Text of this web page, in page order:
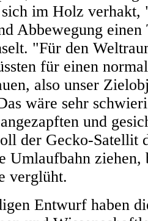
im Holz verhakt,
Abbewegung einen
"Für den
für einen
also unser
wäre sehr
und
der Gecko-Satellit
Umlaufbahn
verglüht.
Entwurf haben